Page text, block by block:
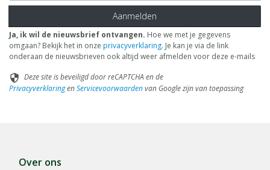
Aanmelden
Ja, ik wil de nieuwsbrief ontvangen. Hoe we met je gegevens
omgaan? Bekijk het in onze privacyverklaring. Je kan je via de link
onderaan de nieuwsbrieven ook altijd weer afmelden voor deze e-mails
security Deze site is beveiligd door reCAPTCHA en de
PrivacyverklaringenServicevoorwaardenvan Google zijn van toepassing
Over ons